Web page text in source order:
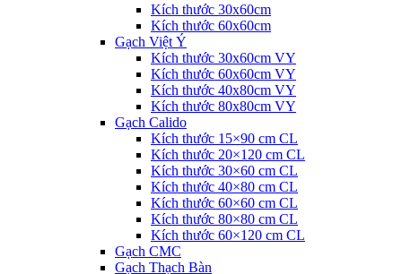
Kích thước 30x60cm
Kích thước 60x60cm
Gạch Việt Ý
Kích thước 30x60cm VY
Kích thước 60x60cm VY
Kích thước 40x80cm VY
Kích thước 80x80cm VY
Gạch Calido
Kích thước 15×90 cm CL
Kích thước 20×120 cm CL
Kích thước 30×60 cm CL
Kích thước 40×80 cm CL
Kích thước 60×60 cm CL
Kích thước 80×80 cm CL
Kích thước 60×120 cm CL
Gạch CMC
Gạch Thạch Bàn